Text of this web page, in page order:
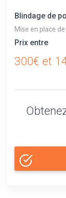
Blindage de
Mise en place
Prix entre
300€ et